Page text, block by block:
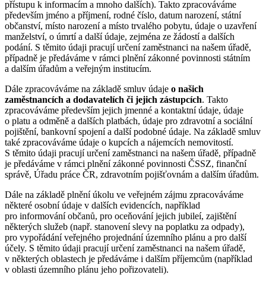
přístupu k informacím a mnoho dalších). Takto zpracováváme
především jméno a příjmení, rodné číslo, datum narození, státní
občanství, místo narození a místo trvalého pobytu, údaje o uzavření
manželství, o úmrtí a další údaje, zejména ze žádostí a dalších
podání. S těmito údaji pracují určení zaměstnanci na našem úřadě,
případně je předáváme v rámci plnění zákonné povinnosti státním
a dalším úřadům a veřejným institucím.
Dále zpracováváme na základě smluv údaje o našich
zaměstnancích a dodavatelích či jejich zástupcích. Takto
zpracováváme především jejich jmenné a kontaktní údaje, údaje
o platu a odměně a dalších platbách, údaje pro zdravotní a sociální
pojištění, bankovní spojení a další podobné údaje. Na základě smluv
také zpracováváme údaje o kupcích a nájemcích nemovitostí.
S těmito údaji pracují určení zaměstnanci na našem úřadě, případně
je předáváme v rámci plnění zákonné povinnosti ČSSZ, finanční
správě, Úřadu práce ČR, zdravotním pojišťovnám a dalším úřadům.
Dále na základě plnění úkolu ve veřejném zájmu zpracováváme
některé osobní údaje v dalších evidencích, například
pro informování občanů, pro oceňování jejich jubileí, zajištění
některých služeb (např. stanovení slevy na poplatku za odpady),
pro vypořádání veřejného projednání územního plánu a pro další
účely. S těmito údaji pracují určení zaměstnanci na našem úřadě,
v některých oblastech je předáváme i dalším příjemcům (například
v oblasti územního plánu jeho pořizovateli).